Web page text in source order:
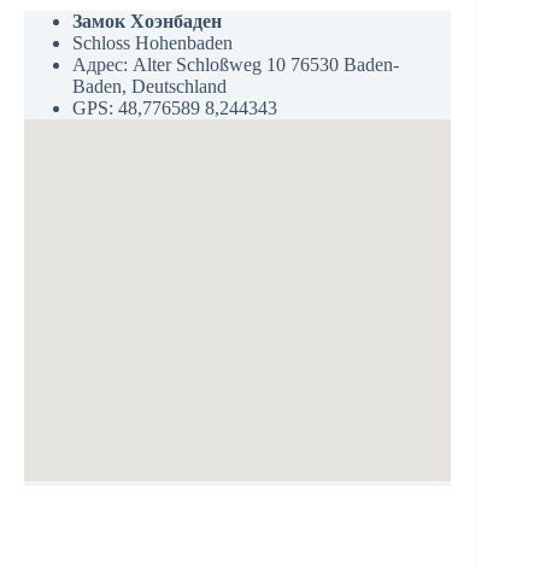
Замок Хоэнбаден
Schloss Hohenbaden
Адрес: Alter Schloßweg 10 76530 Baden-
Baden, Deutschland
GPS: 48,776589 8,244343